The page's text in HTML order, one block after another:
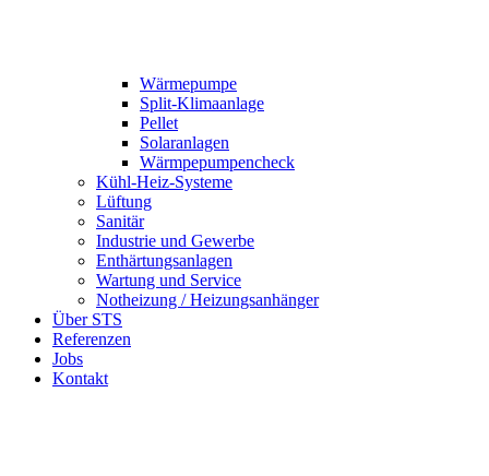
Wärmepumpe
Split-Klimaanlage
Pellet
Solaranlagen
Wärmpepumpencheck
Kühl-Heiz-Systeme
Lüftung
Sanitär
Industrie und Gewerbe
Enthärtungsanlagen
Wartung und Service
Notheizung / Heizungsanhänger
Über STS
Referenzen
Jobs
Kontakt